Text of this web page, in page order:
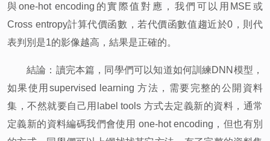
與one-hot encoding的實際值對應，我們可以用MSE或
Cross entropy計算代價函數，若代價函數值趨近於0，則代
表判別是1的影像越高，結果是正確的。
結論：讀完本篇，同學們可以知道如何訓練DNN模型，
如果使用supervised learning 方法，需要完整的公開資料
集，不然就要自己用label tools 方式去定義新的資料，通常
定義新的資料編碼我們會使用 one-hot encoding，但也有別